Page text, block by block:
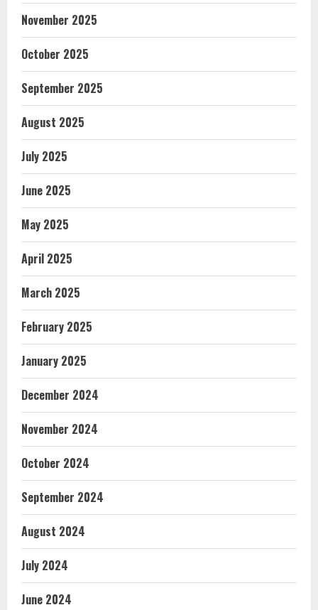
November 2025
October 2025
September 2025
August 2025
July 2025
June 2025
May 2025
April 2025
March 2025
February 2025
January 2025
December 2024
November 2024
October 2024
September 2024
August 2024
July 2024
June 2024